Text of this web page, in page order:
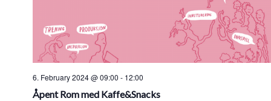
6. February 2024 @ 09:00 - 12:00
Åpent Rom med Kaffe&Snacks